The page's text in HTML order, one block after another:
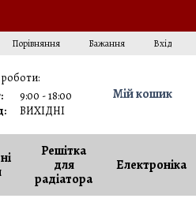
Порівняння Бажання Вхід
роботи:
9:00 - 18:00
ВИХІДНІ
Мій кошик
Решітка
для
радіатора
Електроніка